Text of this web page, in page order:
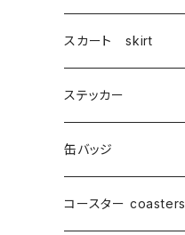
スカート skirt
ステッカー
缶バッジ
コースター coasters